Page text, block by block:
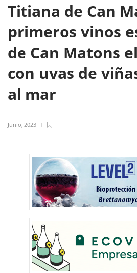
Titiana de Can
primeros vinos
de Can Matons
con uvas de
al mar
Junio, 2023